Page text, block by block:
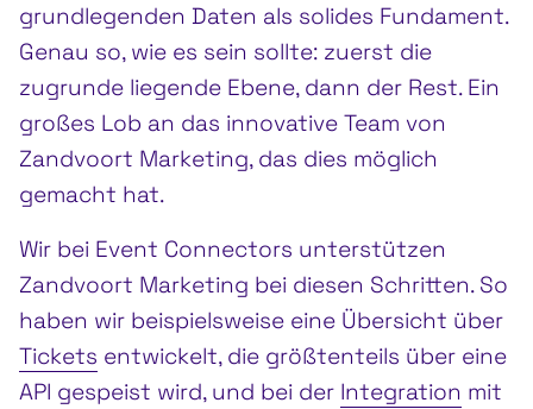
grundlegenden Daten als solides Fundament.
Genau so, wie es sein sollte: zuerst die
zugrunde liegende Ebene, dann der Rest. Ein
großes Lob an das innovative Team von
Zandvoort Marketing, das dies möglich
gemacht hat.
Wir bei Event Connectors unterstützen
Zandvoort Marketing bei diesen Schritten. So
haben wir beispielsweise eine Übersicht über
Tickets entwickelt, die größtenteils über eine
API gespeist wird, und bei der Integration mit